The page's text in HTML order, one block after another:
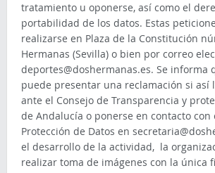
tratamiento u oponerse, así como el
portabilidad de los datos. Estas
realizarse en Plaza de la Constitución
Hermanas (Sevilla) o bien por correo
deportes@doshermanas.es. Se informa
puede presentar una reclamación si así
ante el Consejo de Transparencia y
de Andalucía o ponerse en contacto con
Protección de Datos en
el desarrollo de la actividad, la
realizar toma de imágenes con la única